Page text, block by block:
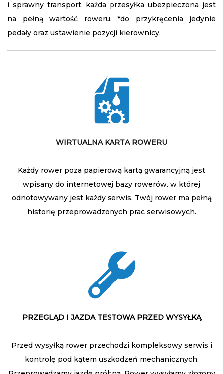
i sprawny transport, każda przesyłka ubezpieczona jest
na pełną wartość roweru. *do przykręcenia jedynie
pedały oraz ustawienie pozycji kierownicy.
WIRTUALNA KARTA ROWERU
Każdy rower poza papierową kartą gwarancyjną jest
wpisany do internetowej bazy rowerów, w której
odnotowywany jest każdy serwis. Twój rower ma pełną
historię przeprowadzonych prac serwisowych.
PRZEGLĄD I JAZDA TESTOWA PRZED WYSYŁKĄ
Przed wysyłką rower przechodzi kompleksowy serwis i
kontrolę pod kątem uszkodzeń mechanicznych.